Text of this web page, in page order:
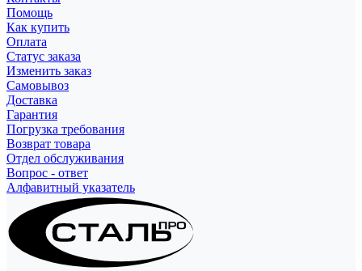
Помощь
Как купить
Оплата
Статус заказа
Изменить заказ
Самовывоз
Доставка
Гарантия
Погрузка требования
Возврат товара
Отдел обслуживания
Вопрос - ответ
Алфавитный указатель